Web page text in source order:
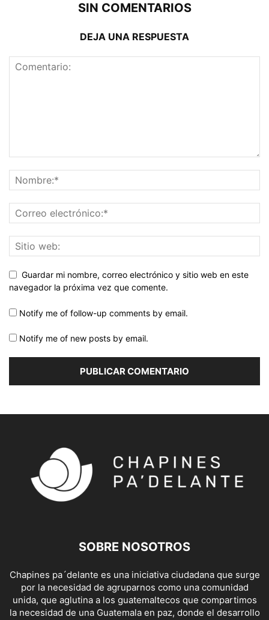
SIN COMENTARIOS
DEJA UNA RESPUESTA
Guardar mi nombre, correo electrónico y sitio web en este
navegador la próxima vez que comente.
Notify me of follow-up comments by email.
Notify me of new posts by email.
SOBRE NOSOTROS
Chapines pa´delante es una iniciativa ciudadana que surge
por la necesidad de agruparnos como una comunidad
unida, que aglutina a los guatemaltecos que compartimos
la necesidad de una Guatemala en paz, donde el desarrollo